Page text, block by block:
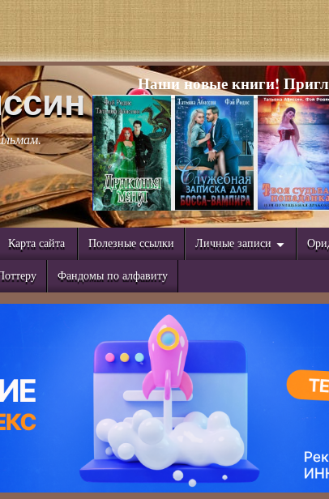
Наши новые книги!
Карта сайта Полезные ссылки Личные записи
Фандомы по алфавиту